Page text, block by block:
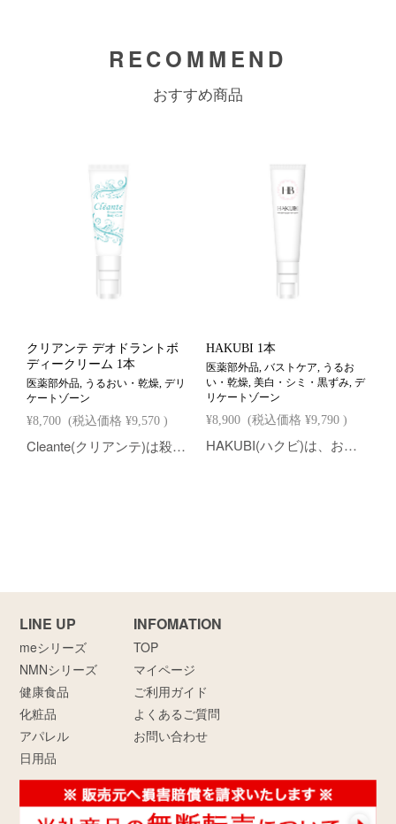
RECOMMEND
おすすめ商品
クリアンテ デオドラントボ
ディークリーム 1本
医薬部外品, うるおい・乾燥, デリ
ケートゾーン
¥8,700 (税込価格 ¥9,570 )
Cleante(クリアンテ)は殺菌+制汗のダブルアタックでニオイの原因をつくらせない、デオドラントクリームです。敏感・乾燥肌の方にもやさしい無添加処方で肌への優しさを徹底追求しています。効果的にニオイケアをしたいあなたへおすすめです。
HAKUBI 1本
医薬部外品, バストケア, うるお
い・乾燥, 美白・シミ・黒ずみ, デ
リケートゾーン
¥8,900 (税込価格 ¥9,790 )
HAKUBI(ハクビ)は、お肌への刺激となるものは徹底的に排除し、優しさにこだわったバストトップ黒ずみケアクリームです。近年注目されているアスタキサンチンとプラセンタの黄金比配合で黒ずみを予防し、美白効果を最大限に引き出します。黒ずみを予防し、美しいお肌を目指すあなたへおすすめです。(※美白とは、メラニンの生成を抑え、しみ、そばかすを防ぐこと)
LINE UP
meシリーズ
NMNシリーズ
健康食品
化粧品
アパレル
日用品
INFOMATION
TOP
マイページ
ご利用ガイド
よくあるご質問
お問い合わせ